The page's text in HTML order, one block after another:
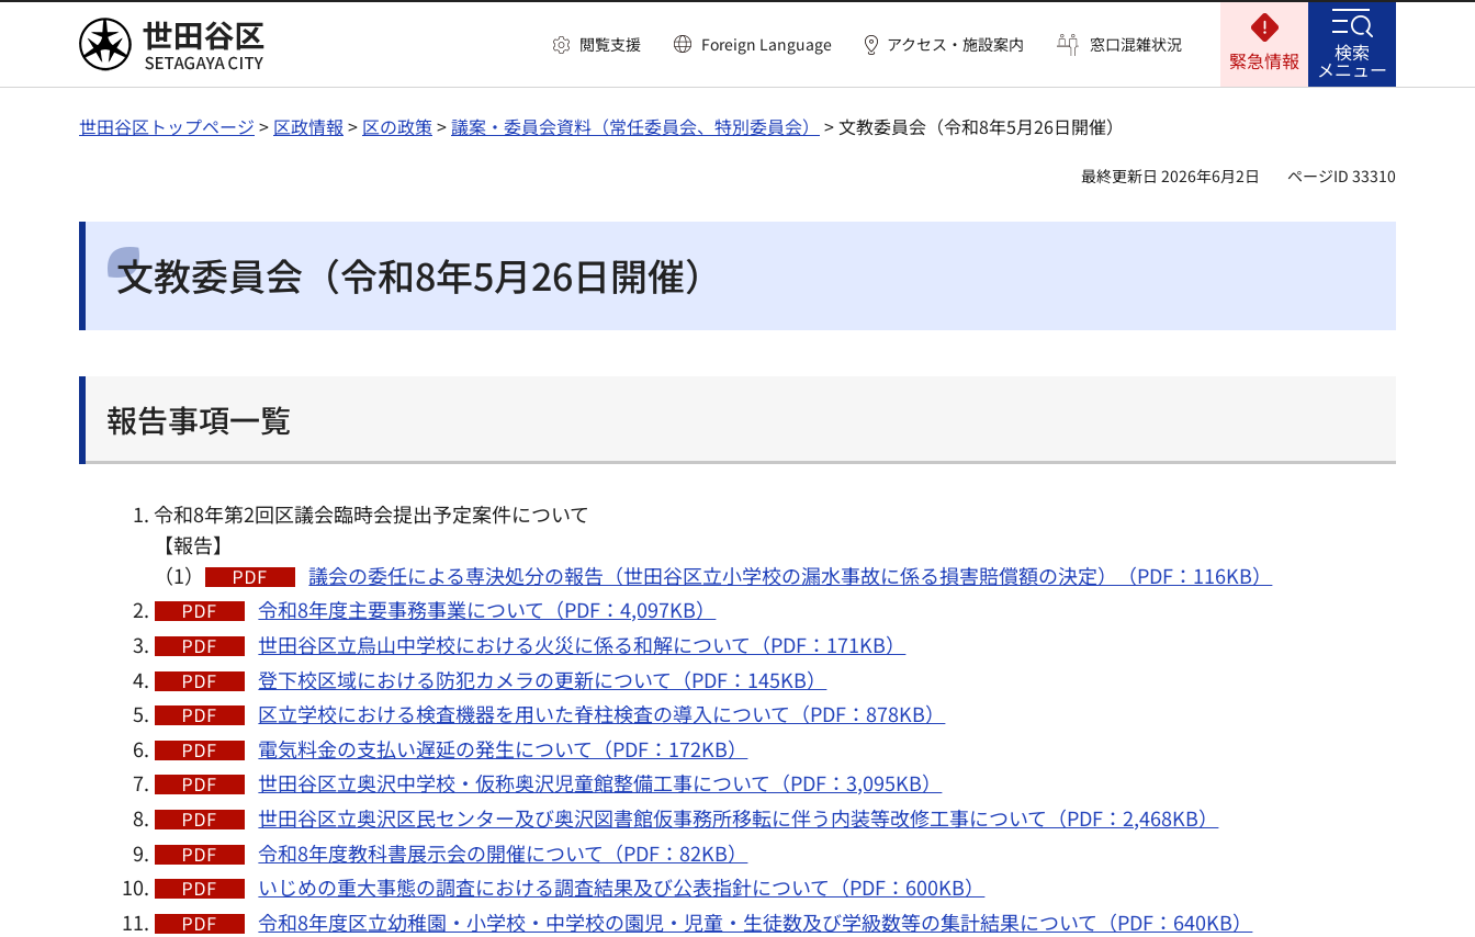
世田谷区 閲覧支援 Foreign Language アクセス・施設案内 窓口混雑状況
緊急情報 検索
メニュー
世田谷区トップページ > 区政情報 > 区の政策>議案・委員会資料（常任委員会、特別委員会） > 文教委員会（令和8年5月26日開催）
最終更新日 2026年6月2日 ページID 33310
文教委員会（令和8年5月26日開催）
報告事項一覧
令和8年第2回区議会臨時会提出予定案件について
【報告】
（1）
議会の委任による専決処分の報告（世田谷区立小学校の漏水事故に係る損害賠償額の決定）（PDF：116KB）
令和8年度主要事務事業について（PDF：4,097KB）
世田谷区立烏山中学校における火災に係る和解について（PDF：171KB）
登下校区域における防犯カメラの更新について（PDF：145KB）
区立学校における検査機器を用いた脊柱検査の導入について（PDF：878KB）
電気料金の支払い遅延の発生について（PDF：172KB）
世田谷区立奥沢中学校・仮称奥沢児童館整備工事について（PDF：3,095KB）
世田谷区立奥沢区民センター及び奥沢図書館仮事務所移転に伴う内装等改修工事について（PDF：2,468KB）
令和8年度教科書展示会の開催について（PDF：82KB）
いじめの重大事態の調査における調査結果及び公表指針について（PDF：600KB）
令和8年度区立幼稚園・小学校・中学校の園児・児童・生徒数及び学級数等の集計結果について（PDF：640KB）